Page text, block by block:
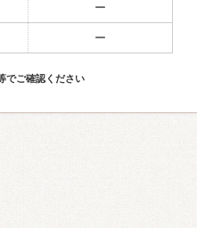
ー
ー
でご確認ください